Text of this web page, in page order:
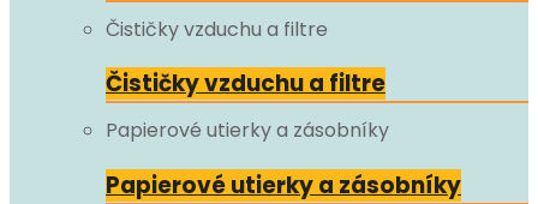
Čističky vzduchu a filtre
Čističky vzduchu a filtre
Papierové utierky a zásobníky
Papierové utierky a zásobníky